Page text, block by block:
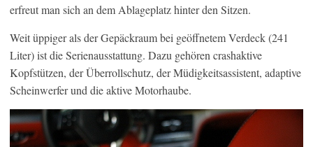
erfreut man sich an dem Ablageplatz hinter den Sitzen.
Weit üppiger als der Gepäckraum bei geöffnetem Verdeck (241
Liter) ist die Serienausstattung. Dazu gehören crashaktive
Kopfstützen, der Überrollschutz, der Müdigkeitsassistent, adaptive
Scheinwerfer und die aktive Motorhaube.